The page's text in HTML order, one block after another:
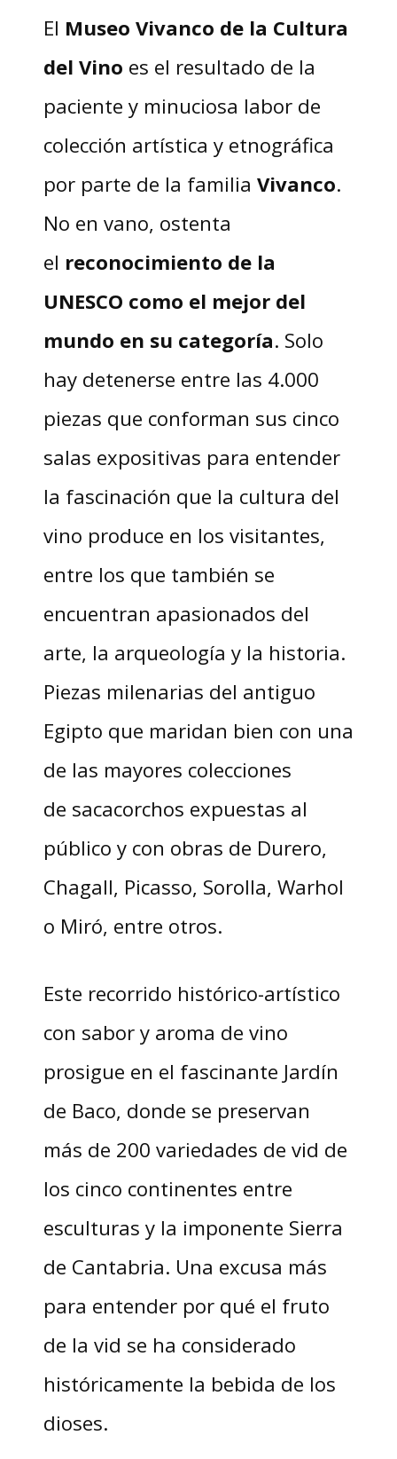
El Museo Vivanco de la Cultura
del Vino es el resultado de la
paciente y minuciosa labor de
colección artística y etnográfica
por parte de la familia Vivanco.
No en vano, ostenta
el reconocimiento de la
UNESCO como el mejor del
mundo en su categoría. Solo
hay detenerse entre las 4.000
piezas que conforman sus cinco
salas expositivas para entender
la fascinación que la cultura del
vino produce en los visitantes,
entre los que también se
encuentran apasionados del
arte, la arqueología y la historia.
Piezas milenarias del antiguo
Egipto que maridan bien con una
de las mayores colecciones
de sacacorchos expuestas al
público y con obras de Durero,
Chagall, Picasso, Sorolla, Warhol
o Miró, entre otros.
Este recorrido histórico-artístico
con sabor y aroma de vino
prosigue en el fascinante Jardín
de Baco, donde se preservan
más de 200 variedades de vid de
los cinco continentes entre
esculturas y la imponente Sierra
de Cantabria. Una excusa más
para entender por qué el fruto
de la vid se ha considerado
históricamente la bebida de los
dioses.